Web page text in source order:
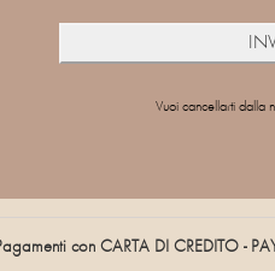
Vuoi cancellarti dalla
con CARTA DI CREDITO -